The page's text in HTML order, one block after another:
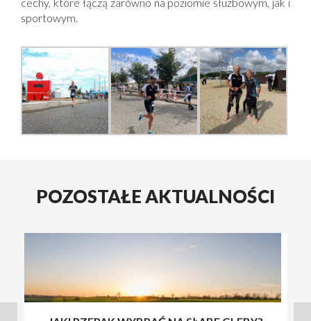
sportowym.
POZOSTAŁE AKTUALNOŚCI